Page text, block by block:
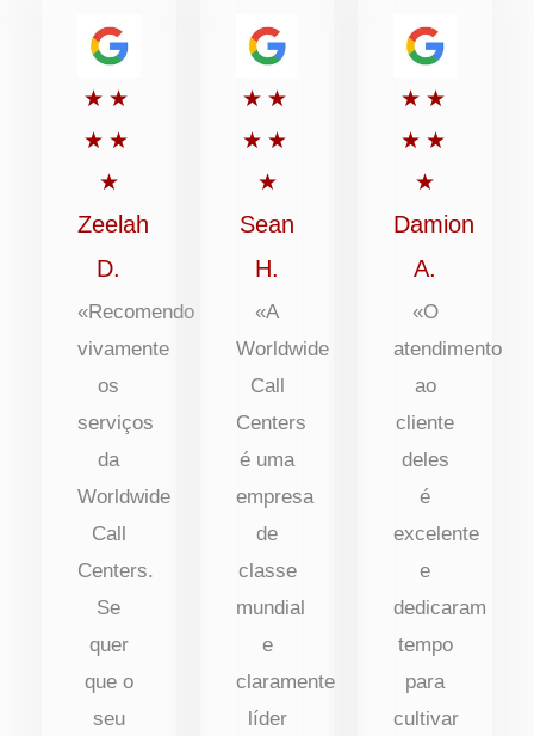
★ ★
★ ★
★
Classificado
com
5
de
Zeelah
D.
«Recomendo
vivamente
os
serviços
da
Worldwide
Call
Centers.
Se
quer
que o
seu
★ ★
★ ★
★
Classificado
com
5
de
Sean
H.
«A
Worldwide
Call
Centers
é uma
empresa
de
classe
mundial
e
claramente
líder
★ ★
★ ★
★
com
de
Damion
A.
«O
atendimento
ao
cliente
deles
é
excelente
e
dedicaram
tempo
para
cultivar